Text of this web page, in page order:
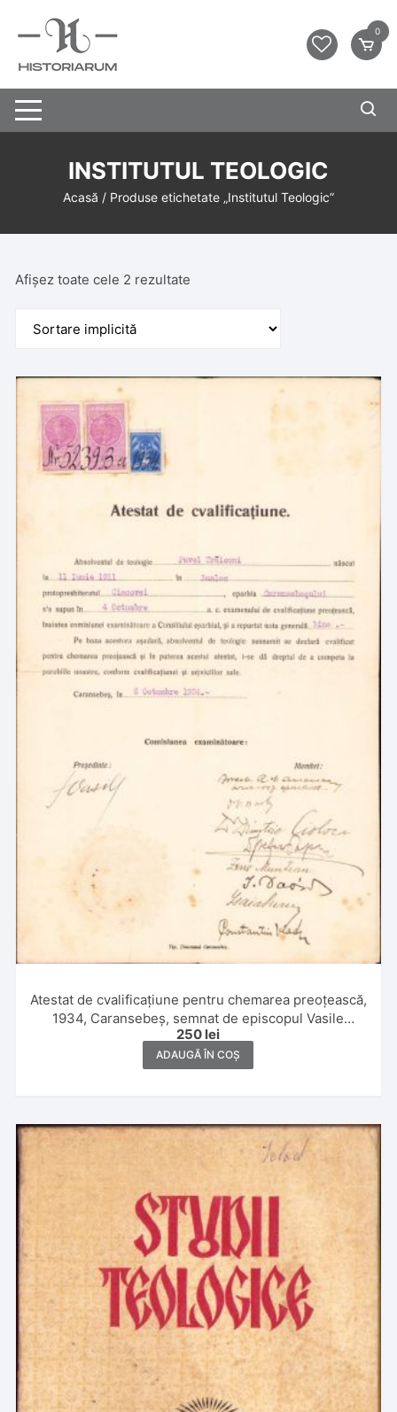
0
INSTITUTUL TEOLOGIC
Acasă / Produse etichetate „Institutul Teologic”
Afișez toate cele 2 rezultate
Atestat de cvalificațiune pentru chemarea preoțească,
1934, Caransebeș, semnat de episcopul Vasile
Lăzăreanu al Caransebeșului, ulterior mitropolit și de
iluștrii profesori ai Institutului Teologic din
Caransebeș, dr V Barbu, dr Dimitrie Cioloca, dr Ștefan
sigiliul Episcopiei greco-ortodoxe române a
Caransebeșului, aplicat ca timbru sec
250 lei
ADAUGĂ ÎN COȘ